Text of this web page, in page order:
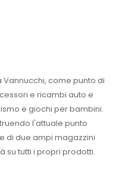
Vannucchi, come punto di
e ricambi auto e
e giochi per bambini.
l'attuale punto
di due ampi magazzini
su tutti i propri prodotti.